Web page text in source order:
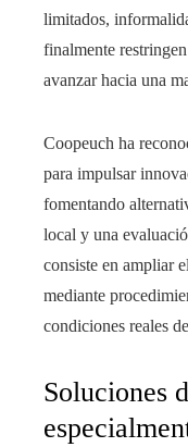
limitados,
finalmente
avanzar hacia una
Coopeuch ha
para impulsar
fomentando
local y una
consiste en ampliar
mediante
condiciones reales
Soluciones